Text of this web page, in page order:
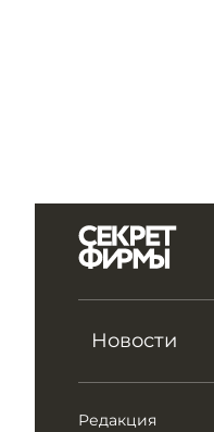
Новости
Редакция